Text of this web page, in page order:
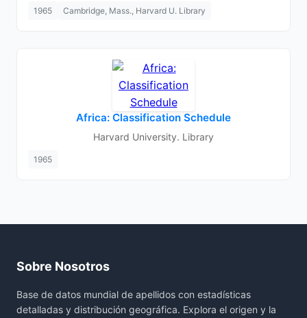
1965 Cambridge, Mass., Harvard U. Library
Africa: Classification Schedule
Harvard University. Library
1965
Sobre Nosotros
Base de datos mundial de apellidos con estadísticas
detalladas y distribución geográfica. Explora el origen y la